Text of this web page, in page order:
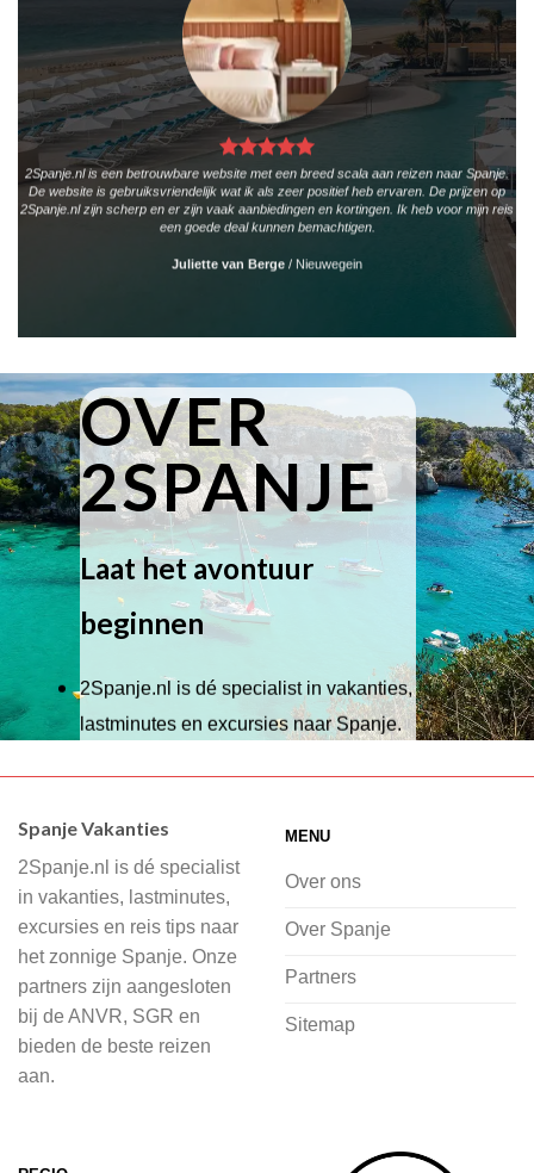
2Spanje.nl is een betrouwbare website met een breed scala aan reizen naar Spanje.
De website is gebruiksvriendelijk wat ik als zeer positief heb ervaren. De prijzen op
2Spanje.nl zijn scherp en er zijn vaak aanbiedingen en kortingen. Ik heb voor mijn reis
een goede deal kunnen bemachtigen.
Juliette van Berge / Nieuwegein
OVER
2SPANJE
Laat het avontuur
beginnen
2Spanje.nl is dé specialist in vakanties,
lastminutes en excursies naar Spanje.
Wij hebben een breed scala aan
of je nu wilt relaxen op het strand,
cultuur wilt ontdekken of avontuur zoekt
in de natuur.
Bij 2Spanje.nl begint de voorpret al
voordat je het vliegtuig instapt, door
inspiratie op te doen over dit zonnige
vliegvakantie zoeken en boeken bij
Spanje Vakanties
2Spanje.nl is dé specialist
in vakanties, lastminutes,
excursies en reis tips naar
het zonnige Spanje. Onze
partners zijn aangesloten
bij de ANVR, SGR en
bieden de beste reizen
aan.
MENU
Over ons
Over Spanje
Partners
Sitemap